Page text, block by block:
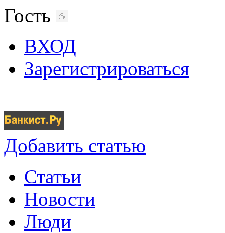
Гость
ВХОД
Зарегистрироваться
Добавить статью
Статьи
Новости
Люди